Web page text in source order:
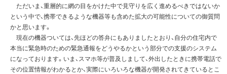
ただいま、重層的に網の目をかけた中で見守りを広く進めるべきではないか
という中で、携帯できるような機器等も含めた拡大の可能性についての御質問
かと思います。
現在の機器ついては、先ほどの答弁にもありましたとおり、自分の住宅内で
本当に緊急時のための緊急通報をどうやるかという部分での支援のシステム
になっております。いま、スマホ等が普及しまして、外出したときに携帯電話で
その位置情報がわかるとか、実際にいろいろな機器が開発されてきているとこ